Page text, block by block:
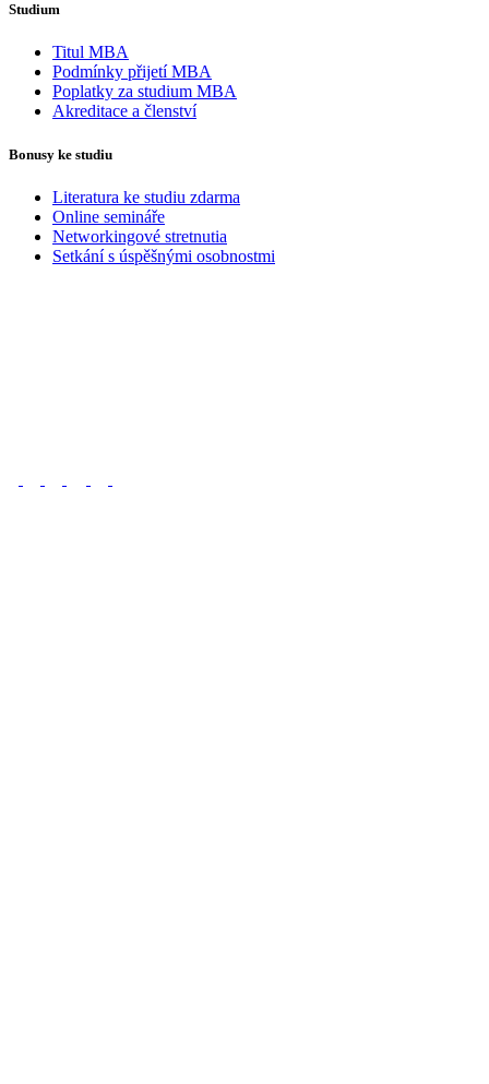
Studium
Titul MBA
Podmínky přijetí MBA
Poplatky za studium MBA
Akreditace a členství
Bonusy ke studiu
Literatura ke studiu zdarma
Online semináře
Networkingové stretnutia
Setkání s úspěšnými osobnostmi